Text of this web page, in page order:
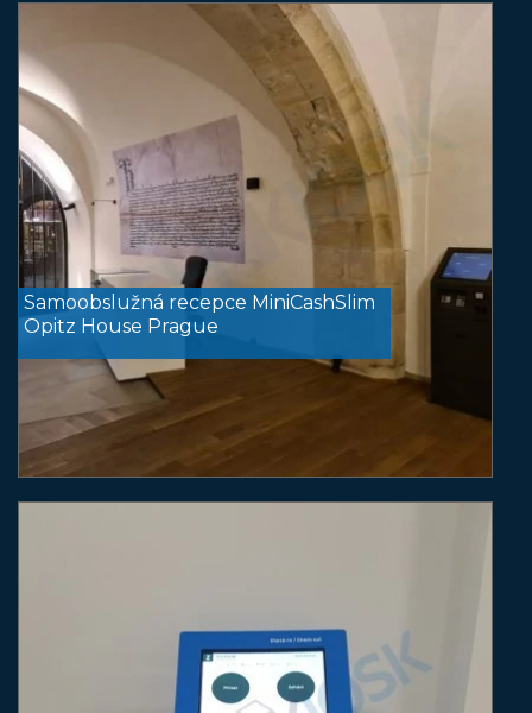
Samoobslužná recepce MiniCashSlim
Opitz House Prague